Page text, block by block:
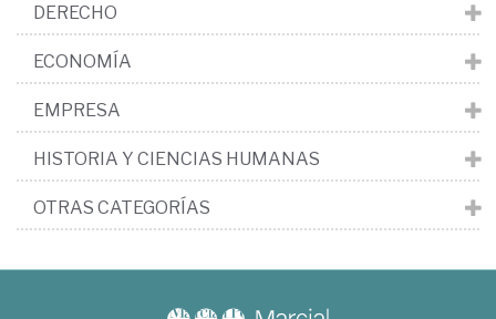
DERECHO
ECONOMÍA
EMPRESA
HISTORIA Y CIENCIAS HUMANAS
OTRAS CATEGORÍAS